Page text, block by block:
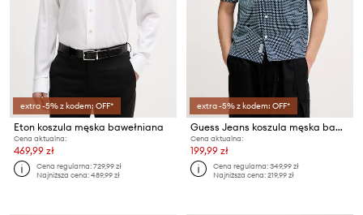
extra -5% z kodem: OFF*
Eton koszula męska bawełniana
Cena aktualna:
469,99 zł
Cena regularna:729,99 zł
Najniższa cena:489,99 zł
extra -5% z kodem: OFF*
Guess Jeans koszula męska bawełniana
Cena aktualna:
199,99 zł
Cena regularna:349,99 zł
Najniższa cena:219,99 zł